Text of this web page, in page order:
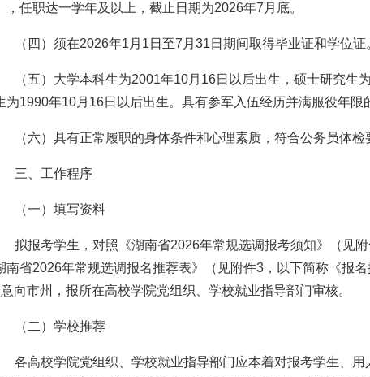
，任职达一学年及以上，截止日期为2026年7月底。
（四）须在2026年1月1日至7月31日期间取得毕业证和学位证
（五）大学本科生为2001年10月16日以后出生，硕士研究生
为1990年10月16日以后出生。具有参军入伍经历并满服役年限
（六）具有正常履职的身体条件和心理素质，符合公务员体
三、工作程序
（一）填写资料
拟报考学生，对照《湖南省2026年常规选调报考须知》（见
南省2026年常规选调报名推荐表》（见附件3，以下简称《报
向市州，报所在高校学院党组织、学校就业指导部门审核。
（二）学校推荐
各高校学院党组织、学校就业指导部门应本着对报考学生、